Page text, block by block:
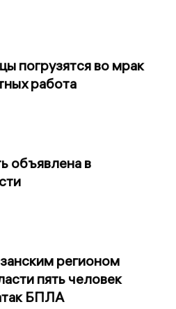
погрузятся во мрак
работа
объявлена в
регионом
пять человек
БПЛА